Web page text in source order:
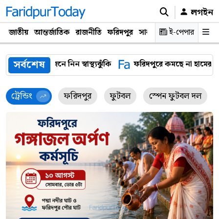
লগইন
জাতীয় আন্তর্জাতিক রাজনীতি ফরিদপুর সারাদেশ প্রযুক্তি
ই-পেপার
সর্বশেষ
ফরিদপুরে কমছে না হামের সংক্রমণ, একদিনে শনাক্ত আরও ৩৬
ট্রেন্ডিং ফরিদপুর ফুটবল স্পেন ফুটবল দল